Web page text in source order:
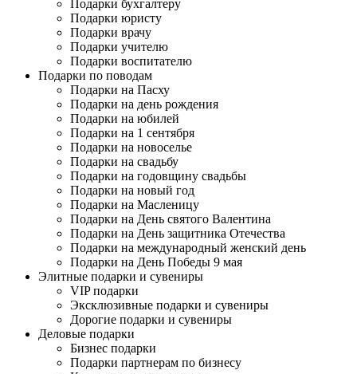
Подарки бухгалтеру
Подарки юристу
Подарки врачу
Подарки учителю
Подарки воспитателю
Подарки по поводам
Подарки на Пасху
Подарки на день рождения
Подарки на юбилей
Подарки на 1 сентября
Подарки на новоселье
Подарки на свадьбу
Подарки на годовщину свадьбы
Подарки на новый год
Подарки на Масленицу
Подарки на День святого Валентина
Подарки на День защитника Отечества
Подарки на международный женский день
Подарки на День Победы 9 мая
Элитные подарки и сувениры
VIP подарки
Эксклюзивные подарки и сувениры
Дорогие подарки и сувениры
Деловые подарки
Бизнес подарки
Подарки партнерам по бизнесу